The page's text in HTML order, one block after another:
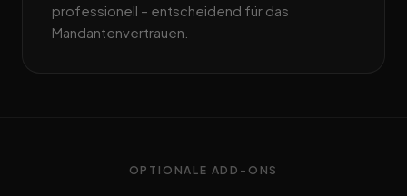
professionell – entscheidend für das
Mandantenvertrauen.
OPTIONALE ADD-ONS